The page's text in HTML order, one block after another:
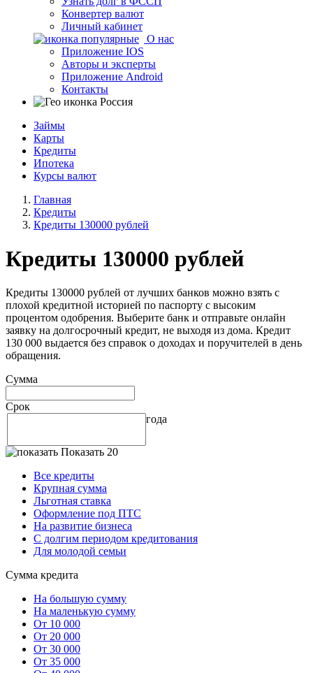
Конвертер валют
Личный кабинет
О нас
Приложение IOS
Авторы и эксперты
Приложение Android
Контакты
Россия
Займы
Карты
Кредиты
Ипотека
Курсы валют
Главная
Кредиты
Кредиты 130000 рублей
Кредиты 130000 рублей
Кредиты 130000 рублей от лучших банков можно взять с
плохой кредитной историей по паспорту с высоким
процентом одобрения. Выберите банк и отправьте онлайн
заявку на долгосрочный кредит, не выходя из дома. Кредит
130 000 выдается без справок о доходах и поручителей в день
обращения.
Сумма
Срок
года
Показать 20
Все кредиты
Крупная сумма
Льготная ставка
Оформление под ПТС
На развитие бизнеса
С долгим периодом кредитования
Для молодой семьи
Сумма кредита
На большую сумму
На маленькую сумму
От 10 000
От 20 000
От 30 000
От 35 000